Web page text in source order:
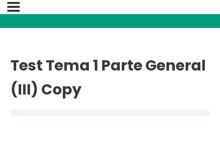
Test Tema 1 Parte General
(III) Copy